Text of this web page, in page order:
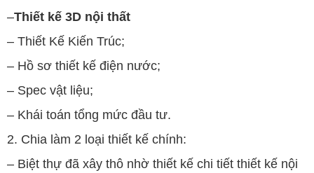
–Thiết kế 3D nội thất
– Thiết Kế Kiến Trúc;
– Hồ sơ thiết kế điện nước;
– Spec vật liệu;
– Khái toán tổng mức đầu tư.
2. Chia làm 2 loại thiết kế chính:
– Biệt thự đã xây thô nhờ thiết kế chi tiết thiết kế nội